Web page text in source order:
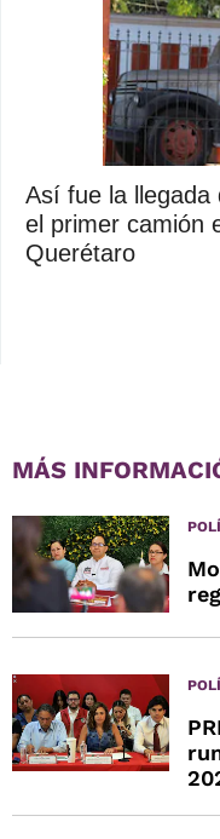
Así fue la llegada
el primer camión
Querétaro
MÁS